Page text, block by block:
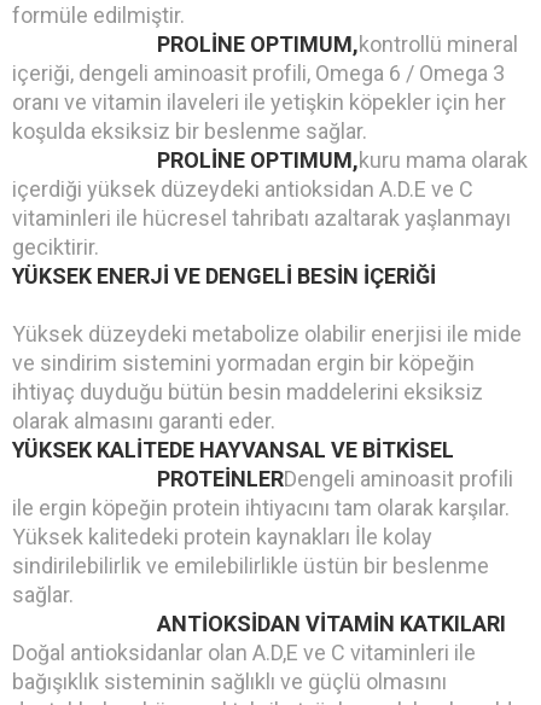
formüle edilmiştir.
PROLİNE OPTIMUM,kontrollü mineral
içeriği, dengeli aminoasit profili, Omega 6 / Omega 3
oranı ve vitamin ilaveleri ile yetişkin köpekler için her
koşulda eksiksiz bir beslenme sağlar.
PROLİNE OPTIMUM,kuru mama olarak
içerdiği yüksek düzeydeki antioksidan A.D.E ve C
vitaminleri ile hücresel tahribatı azaltarak yaşlanmayı
geciktirir.
YÜKSEK ENERJİ VE DENGELİ BESİN İÇERİĞİ
Yüksek düzeydeki metabolize olabilir enerjisi ile mide
ve sindirim sistemini yormadan ergin bir köpeğin
ihtiyaç duyduğu bütün besin maddelerini eksiksiz
olarak almasını garanti eder.
YÜKSEK KALİTEDE HAYVANSAL VE BİTKİSEL
PROTEİNLERDengeli aminoasit profili
ile ergin köpeğin protein ihtiyacını tam olarak karşılar.
Yüksek kalitedeki protein kaynakları İle kolay
sindirilebilirlik ve emilebilirlikle üstün bir beslenme
sağlar.
ANTİOKSİDAN VİTAMİN KATKILARI
Doğal antioksidanlar olan A.D,E ve C vitaminleri ile
bağışıklık sisteminin sağlıklı ve güçlü olmasını